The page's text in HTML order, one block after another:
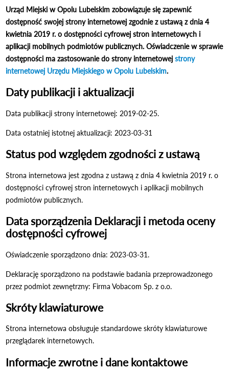
Urząd Miejski w Opolu Lubelskim zobowiązuje się zapewnić
dostępność swojej strony internetowej zgodnie z ustawą z dnia 4
kwietnia 2019 r. o dostępności cyfrowej stron internetowych i
aplikacji mobilnych podmiotów publicznych. Oświadczenie w sprawie
dostępności ma zastosowanie do strony internetowejstrony
internetowej Urzędu Miejskiego w Opolu Lubelskim.
Daty publikacji i aktualizacji
Data publikacji strony internetowej: 2019-02-25.
Data ostatniej istotnej aktualizacji: 2023-03-31
Status pod względem zgodności z ustawą
Strona internetowa jest zgodna z ustawą z dnia 4 kwietnia 2019 r. o
dostępności cyfrowej stron internetowych i aplikacji mobilnych
podmiotów publicznych.
Data sporządzenia Deklaracji i metoda oceny
dostępności cyfrowej
Oświadczenie sporządzono dnia: 2023-03-31.
Deklarację sporządzono na podstawie badania przeprowadzonego
przez podmiot zewnętrzny: Firma Vobacom Sp. z o.o.
Skróty klawiaturowe
Strona internetowa obsługuje standardowe skróty klawiaturowe
przeglądarek internetowych.
Informacje zwrotne i dane kontaktowe